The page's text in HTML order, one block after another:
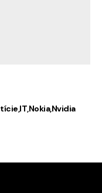
ITNokiaNvidia